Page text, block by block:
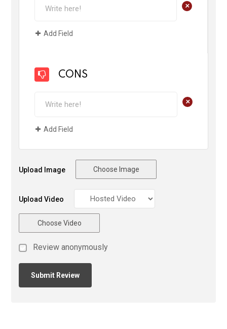
+
Add Field
CONS
+
Add Field
Upload Image Choose Image
Upload Video
Choose Video
Review anonymously